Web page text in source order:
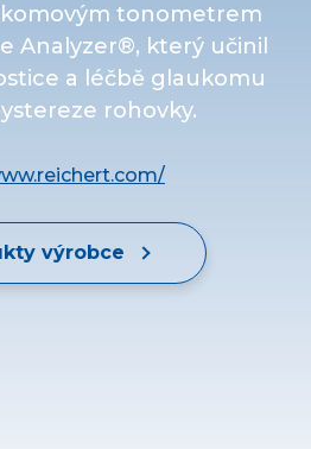
tonometrem
Analyzer®, který učinil
a léčbě glaukomu
rohovky.
výrobce